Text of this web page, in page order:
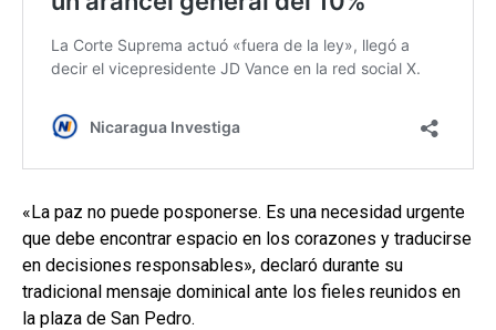
«La paz no puede posponerse. Es una necesidad urgente
que debe encontrar espacio en los corazones y traducirse
en decisiones responsables», declaró durante su
tradicional mensaje dominical ante los fieles reunidos en
la plaza de San Pedro.